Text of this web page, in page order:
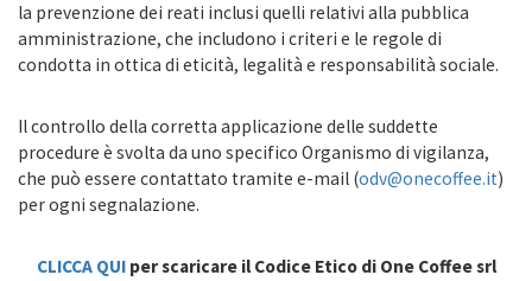
la prevenzione dei reati inclusi quelli relativi alla pubblica
amministrazione, che includono i criteri e le regole di
condotta in ottica di eticità, legalità e responsabilità sociale.
Il controllo della corretta applicazione delle suddette
procedure è svolta da uno specifico Organismo di vigilanza,
che può essere contattato tramite e-mail (odv@onecoffee.it)
per ogni segnalazione.
CLICCA QUIper scaricare il Codice Etico di One Coffee srl